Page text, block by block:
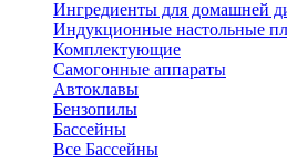
Ингредиенты для домашней
Индукционные настольные
Комплектующие
Самогонные аппараты
Автоклавы
Бензопилы
Бассейны
Все Бассейны